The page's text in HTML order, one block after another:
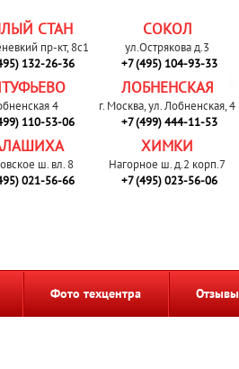
СТАН
пр-кт, 8с1
132-26-36
СОКОЛ
ул.Острякова д.3
+7 (495) 104-93-33
4
110-53-06
ЛОБНЕНСКАЯ
г. Москва, ул. Лобненская, 4
+7 (499) 444-11-53
ш. вл. 8
021-56-66
ХИМКИ
Нагорное ш. д.2 корп.7
+7 (495) 023-56-06
Фото техцентра Отзывы